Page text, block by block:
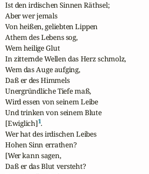
Ist den irdischen Sinnen Räthsel;
Aber wer jemals
Von heißen, geliebten Lippen
Athem des Lebens sog,
Wem heilige Glut
In zitternde Wellen das Herz schmolz,
Wem das Auge aufging,
Daß er des Himmels
Unergründliche Tiefe maß,
Wird essen von seinem Leibe
Und trinken von seinem Blute
[Ewiglich]1.
Wer hat des irdischen Leibes
Hohen Sinn errathen?
[Wer kann sagen,
Daß er das Blut versteht?